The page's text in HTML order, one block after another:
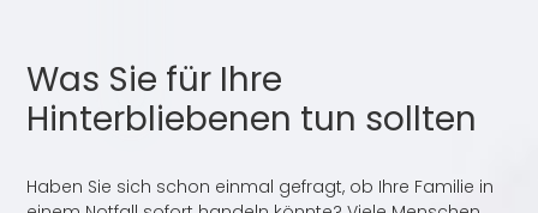
Was Sie für Ihre
Hinterbliebenen tun sollten
Haben Sie sich schon einmal gefragt, ob Ihre Familie in